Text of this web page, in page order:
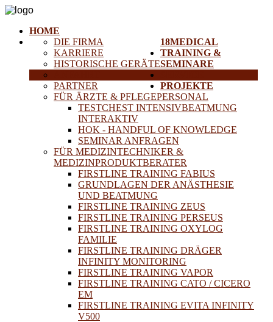
HOME
18MEDICAL
DIE FIRMA
KARRIERE
HISTORISCHE GERÄTE
PARTNER
TRAINING &
SEMINARE
FÜR ÄRZTE & PFLEGEPERSONAL
TESTCHEST INTENSIVBEATMUNG
INTERAKTIV
HOK - HANDFUL OF KNOWLEDGE
SEMINAR ANFRAGEN
FÜR MEDIZINTECHNIKER &
MEDIZINPRODUKTBERATER
FIRSTLINE TRAINING FABIUS
GRUNDLAGEN DER ANÄSTHESIE
UND BEATMUNG
FIRSTLINE TRAINING ZEUS
FIRSTLINE TRAINING PERSEUS
FIRSTLINE TRAINING OXYLOG
FAMILIE
FIRSTLINE TRAINING DRÄGER
INFINITY MONITORING
FIRSTLINE TRAINING VAPOR
FIRSTLINE TRAINING CATO / CICERO
EM
FIRSTLINE TRAINING EVITA INFINITY
V500
PROJEKTE